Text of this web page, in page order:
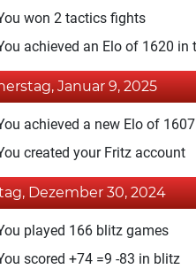
won 2 tactics fights
achieved an Elo of 1620 in
Januar 9, 2025
achieved a new Elo of 1607
created your Fritz account
Dezember 30, 2024
played 166 blitz games
scored +74 =9 -83 in blitz